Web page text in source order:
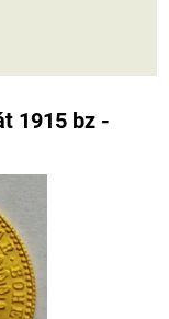
1915 bz -